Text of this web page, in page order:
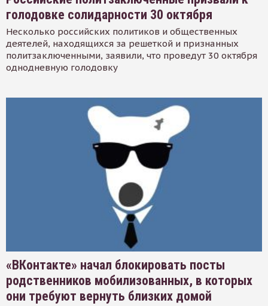
голодовке солидарности 30 октября
Несколько российских политиков и общественных
деятелей, находящихся за решеткой и признанных
политзаключенными, заявили, что проведут 30 октября
однодневную голодовку
«ВКонтакте» начал блокировать посты
родственников мобилизованных, в которых
они требуют вернуть близких домой